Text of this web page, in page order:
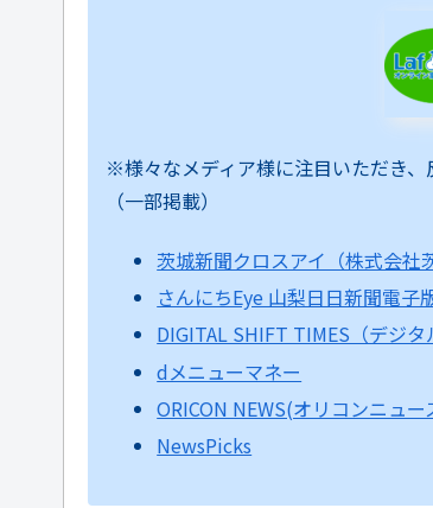
※様々なメディア様に注目いただき、
（一部掲載）
茨城新聞クロスアイ（株式会社
さんにちEye 山梨日日新聞電子
DIGITAL SHIFT TIMES（デジタ
dメニューマネー
ORICON NEWS(オリコンニュー
NewsPicks